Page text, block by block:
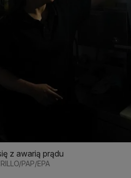
z awarią prądu
PAP/EPA